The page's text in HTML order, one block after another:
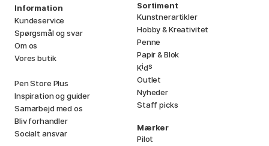
Information
Kundeservice
Spørgsmål og svar
Om os
Vores butik
Pen Store Plus
Inspiration og guider
Samarbejd med os
Bliv forhandler
Socialt ansvar
Sortiment
Kunstnerartikler
Hobby & Kreativitet
Penne
Papir & Blok
Kids
Outlet
Nyheder
Staff picks
Mærker
Pilot